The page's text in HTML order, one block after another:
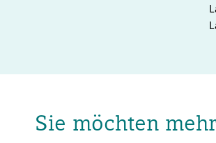
Sie möchten